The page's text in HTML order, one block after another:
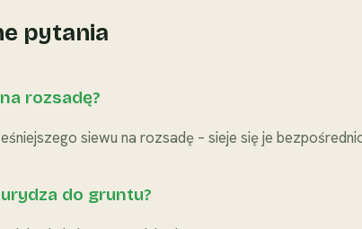
pytania
rozsadę?
siewu na rozsadę – sieje się je
do gruntu?